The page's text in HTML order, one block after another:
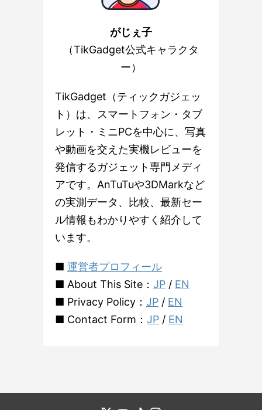
がじぇ子
（TikGadget公式キャラクタ
ー）
TikGadget（ティックガジェッ
ト）は、スマートフォン・タブ
レット・ミニPCを中心に、写真
や動画を交えた実機レビューを
発信するガジェット専門メディ
アです。AnTuTuや3DMarkなど
の実測データ、比較、最新セー
ル情報もわかりやすく紹介して
います。
■ 運営者プロフィール
■ About This Site： JP / EN
■ Privacy Policy： JP / EN
■ Contact Form： JP / EN